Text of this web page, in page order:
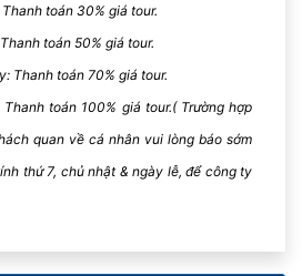
tắt, quý khách có thể tham gia sân
du thuyền để xem nhiều màn
toán 30% giá tour.
toán 50% giá tour.
Thanh toán 70% giá tour.
toán 100% giá tour.( Trường hợp
quan về cá nhân vui lòng báo sớm
thứ 7, chủ nhật & ngày lễ, để công ty